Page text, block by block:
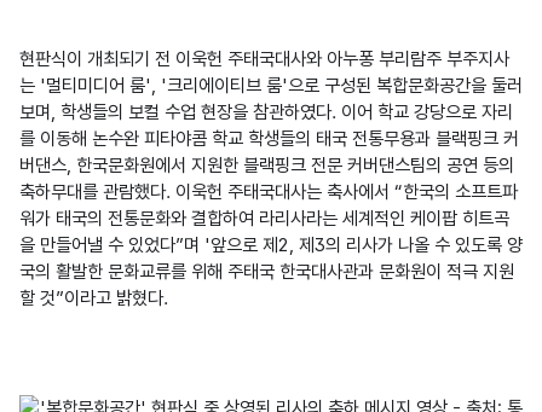
현판식이 개최되기 전 이욱헌 주태국대사와 아누퐁 부리람주 부주지사
는 '멀티미디어 룸', '크리에이티브 룸'으로 구성된 복합문화공간을 둘러
보며, 학생들의 보컬 수업 현장을 참관하였다. 이어 학교 강당으로 자리
를 이동해 논수완 피타야콤 학교 학생들의 태국 전통무용과 블랙핑크 커
버댄스, 한국문화원에서 지원한 블랙핑크 전문 커버댄스팀의 공연 등의
축하무대를 관람했다. 이욱헌 주태국대사는 축사에서 “한국의 소프트파
워가 태국의 전통문화와 결합하여 라리사라는 세계적인 케이팝 히트곡
을 만들어낼 수 있었다”며 '앞으로 제2, 제3의 리사가 나올 수 있도록 양
국의 활발한 문화교류를 위해 주태국 한국대사관과 문화원이 적극 지원
할 것”이라고 밝혔다.